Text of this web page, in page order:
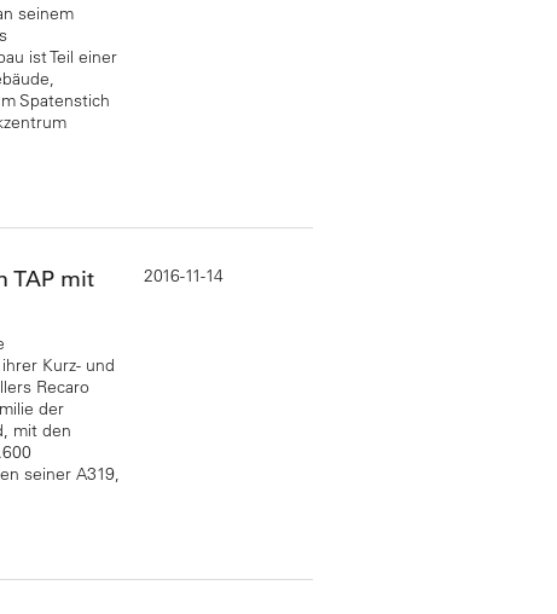
seinem
ist Teil einer
Spatenstich
TAP mit
Kurz- und
Recaro
der
mit den
seiner A319,
2016-11-14